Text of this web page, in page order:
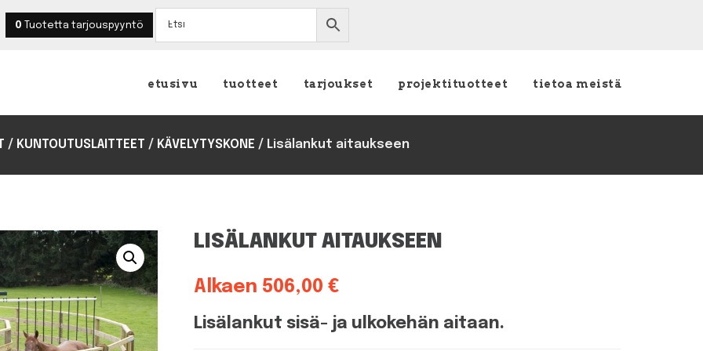
0 Tuotetta tarjouspyyntö
etusivu tuotteet tarjoukset projektituotteet tietoa meistä
/ KUNTOUTUSLAITTEET / KÄVELYTYSKONE / Lisälankut aitaukseen
LISÄLANKUT AITAUKSEEN
Alkaen 506,00 €
Lisälankut sisä- ja ulkokehän aitaan.